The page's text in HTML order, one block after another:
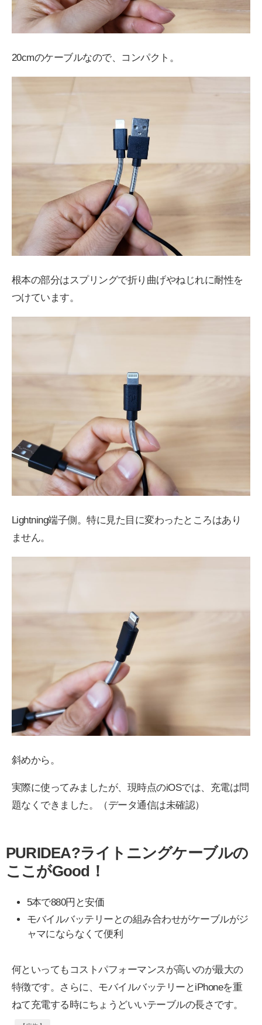
20cmのケーブルなので、コンパクト。
根本の部分はスプリングで折り曲げやねじれに耐性を
つけています。
Lightning端子側。特に見た目に変わったところはあり
ません。
斜めから。
実際に使ってみましたが、現時点のiOSでは、充電は問
題なくできました。（データ通信は未確認）
PURIDEA?ライトニングケーブルの
ここがGood！
5本で880円と安価
モバイルバッテリーとの組み合わせがケーブルがジ
ャマにならなくて便利
何といってもコストパフォーマンスが高いのが最大の
特徴です。さらに、モバイルバッテリーとiPhoneを重
ねて充電する時にちょうどいいテーブルの長さです。